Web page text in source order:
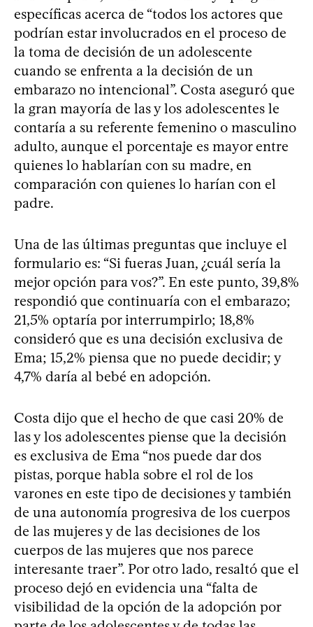
específicas acerca de “todos los actores que
podrían estar involucrados en el proceso de
la toma de decisión de un adolescente
cuando se enfrenta a la decisión de un
embarazo no intencional”. Costa aseguró que
la gran mayoría de las y los adolescentes le
contaría a su referente femenino o masculino
adulto, aunque el porcentaje es mayor entre
quienes lo hablarían con su madre, en
comparación con quienes lo harían con el
padre.
Una de las últimas preguntas que incluye el
formulario es: “Si fueras Juan, ¿cuál sería la
mejor opción para vos?”. En este punto, 39,8%
respondió que continuaría con el embarazo;
21,5% optaría por interrumpirlo; 18,8%
consideró que es una decisión exclusiva de
Ema; 15,2% piensa que no puede decidir; y
4,7% daría al bebé en adopción.
Costa dijo que el hecho de que casi 20% de
las y los adolescentes piense que la decisión
es exclusiva de Ema “nos puede dar dos
pistas, porque habla sobre el rol de los
varones en este tipo de decisiones y también
de una autonomía progresiva de los cuerpos
de las mujeres y de las decisiones de los
cuerpos de las mujeres que nos parece
interesante traer”. Por otro lado, resaltó que el
proceso dejó en evidencia una “falta de
visibilidad de la opción de la adopción por